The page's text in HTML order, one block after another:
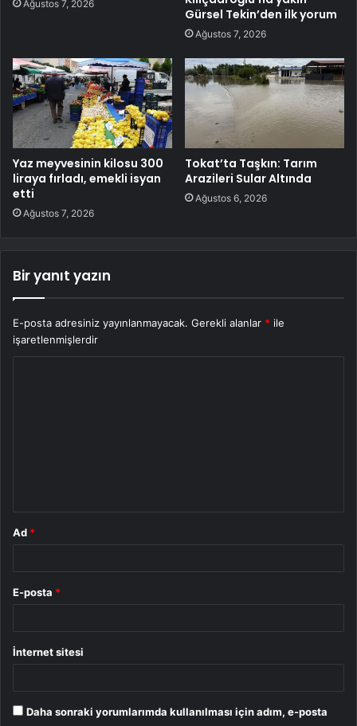
Ağustos 7, 2026
Gürsel Tekin’den ilk yorum
Ağustos 7, 2026
Yaz meyvesinin kilosu 300
liraya fırladı, emekli isyan
etti
Ağustos 7, 2026
Tokat’ta Taşkın: Tarım
Arazileri Sular Altında
Ağustos 6, 2026
Bir yanıt yazın
E-posta adresiniz yayınlanmayacak. Gerekli alanlar * ile
işaretlenmişlerdir
Ad *
E-posta *
İnternet sitesi
Daha sonraki yorumlarımda kullanılması için adım, e-posta